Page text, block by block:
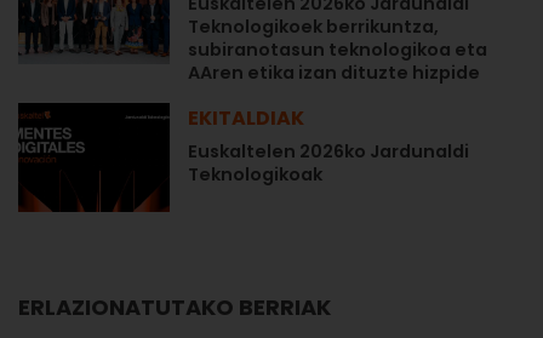
Teknologikoek berrikuntza,
subiranotasun teknologikoa eta
AAren etika izan dituzte hizpide
EKITALDIAK
Euskaltelen 2026ko Jardunaldi
Teknologikoak
ERLAZIONATUTAKO BERRIAK